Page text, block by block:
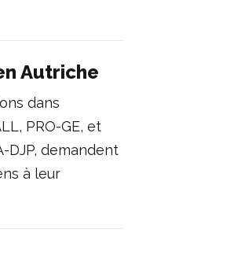
Autriche
dans
PRO-GE, et
DJP, demandent
à leur